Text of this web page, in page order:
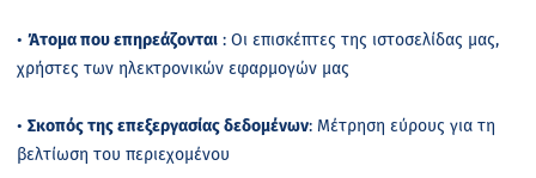
• Άτομα που επηρεάζονται : Οι επισκέπτες της ιστοσελίδας μας,
χρήστες των ηλεκτρονικών εφαρμογών μας
• Σκοπός της επεξεργασίας δεδομένων: Μέτρηση εύρους για τη
βελτίωση του περιεχομένου